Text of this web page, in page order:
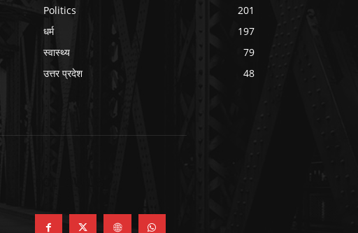
Politics
201
धर्म
197
स्वास्थ्य
79
उत्तर प्रदेश
48